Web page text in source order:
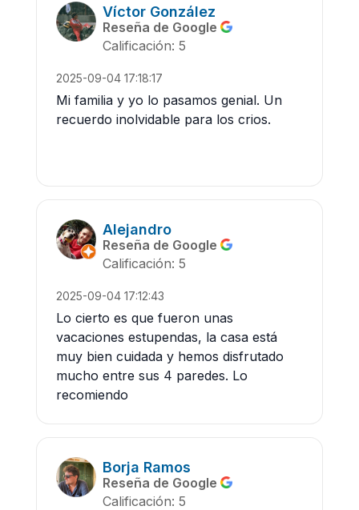
Víctor González
Reseña de Google
Calificación: 5
2025-09-04 17:18:17
Mi familia y yo lo pasamos genial. Un
recuerdo inolvidable para los crios.
Alejandro
Reseña de Google
Calificación: 5
2025-09-04 17:12:43
Lo cierto es que fueron unas
vacaciones estupendas, la casa está
muy bien cuidada y hemos disfrutado
mucho entre sus 4 paredes. Lo
recomiendo
Borja Ramos
Reseña de Google
Calificación: 5